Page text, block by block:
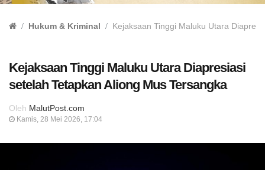
Hukum & Kriminal Kejaksaan Tinggi Maluku Utara
Kejaksaan Tinggi Maluku Utara Diapresiasi
setelah Tetapkan Aliong Mus Tersangka
Oleh MalutPost.com
Kamis, 28 Mei 2026, 17:04